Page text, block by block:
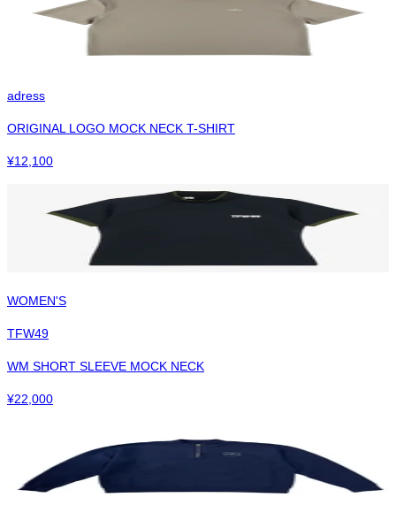
adress
ORIGINAL LOGO MOCK NECK T-SHIRT
¥12,100
WOMEN'S
TFW49
WM SHORT SLEEVE MOCK NECK
¥22,000